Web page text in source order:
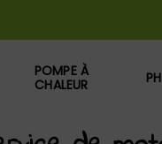
POMPE À
CHALEUR